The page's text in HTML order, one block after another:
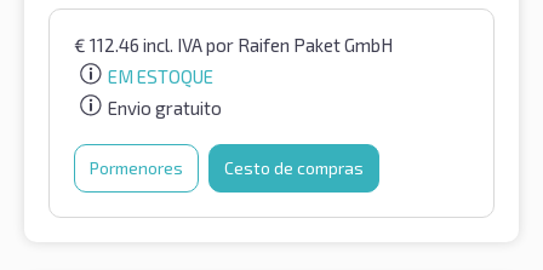
€ 112.46 incl. IVApor Raifen Paket GmbH
EM ESTOQUE
Envio gratuito
Pormenores Cesto de compras